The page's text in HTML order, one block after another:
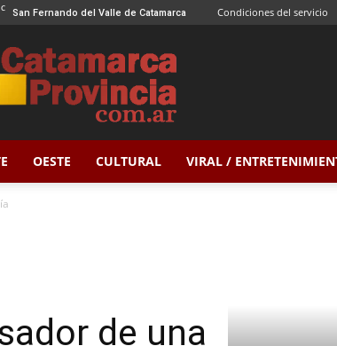
C San Fernando del Valle de Catamarca Condiciones del servicio
Catamarca
OESTE CULTURAL VIRAL /
de una